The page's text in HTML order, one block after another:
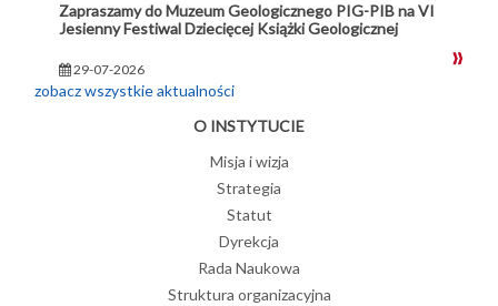
Zapraszamy do Muzeum Geologicznego PIG-PIB na VI
Jesienny Festiwal Dziecięcej Książki Geologicznej
29-07-2026
zobacz wszystkie aktualności
O INSTYTUCIE
Misja i wizja
Strategia
Statut
Dyrekcja
Rada Naukowa
Struktura organizacyjna